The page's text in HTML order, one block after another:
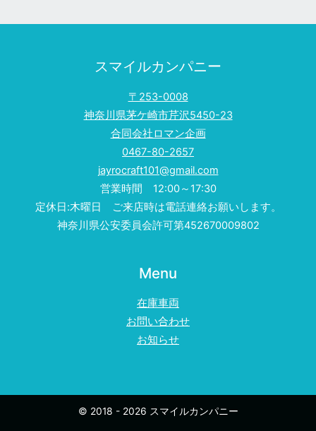
スマイルカンパニー
〒253-0008
神奈川県茅ケ崎市芹沢5450-23
合同会社ロマン企画
0467-80-2657
jayrocraft101@gmail.com
営業時間 12:00～17:30
定休日:木曜日 ご来店時は電話連絡お願いします。
神奈川県公安委員会許可第452670009802
Menu
在庫車両
お問い合わせ
お知らせ
© 2018 - 2026 スマイルカンパニー